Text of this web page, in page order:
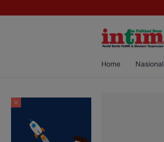
Sabu di Pangkalan Bun, Dua Pelaku Diamankan
Home Nasional